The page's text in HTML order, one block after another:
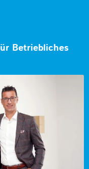
Betriebliches